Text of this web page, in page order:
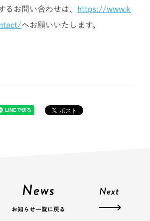
るお問い合わせは、
https://www.k
へお願いいたします。
News
お知らせ一覧に戻る
Next